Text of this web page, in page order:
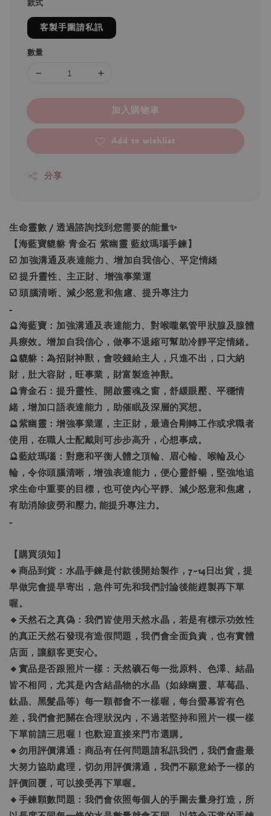
款式
客製手圍請私訊
數量
加入購物車
Add to wishlist
分享
生命靈數 / 透過諮詢找到您需要的能量✨
【海藍寶貔貅 青金石 紫幽靈 藍紋瑪瑙手鍊】
☑️ 加強溝通及表達能力、增加自我信心、平定情緒
☑️ 提升靈性、主正財、增強事業運
☑️ 頭腦清晰、減少怒意和焦慮、提升專注力
-
🔮海藍寶：加強溝通及表達能力、對喉嚨氣管甲狀腺及腺體
具療效。增加自我信心，做事不退縮可幫助冷靜平定情緒。
🔮貔貅：為招財神獸，會咬錢給主人，只進不出，口大納
財，肚大容財，旺事業，財富製造神獸。
🔮青金石：提升靈性、開啟靈魂之窗，舒緩眼壓、平穩情
緒，增加口語表達能力，助催眠及深層的冥想。
🔮紫幽靈：增強事業運，主正財，最適合剛轉工作或求職者
使用，在職人士配戴則可步步高升，心想事成。
🔮藍紋瑪瑙：對應和平衡人體之頂輪、眉心輪、喉輪及心
輪，令你頭腦清晰，增強表達能力，便心靈舒暢，堅強地追
求生命中重要的目標，也可使內心平靜、減少怒意和焦慮，
有助消除疲勞和壓力, 能提升專注力。
-
【購買須知】
🔸商品到貨：水晶手鍊是付款後開始製作，7~14日出貨，提
早做完會提早寄出，急件可先和我們討論後能趕製再下單
喔。
🔸天然石之真偽：我們皆使用天然水晶，若是有標示功效性
的真正天然石發現有造假問題，我們會全面負責，也有實體
店面，讓顧客更安心。
🔸實品是否跟照片一樣：天然礦石每一批原料、色澤、結晶
皆不相同，尤其是內含結晶物的水晶（如綠幽靈、草莓晶、
鈦晶、黑髮晶等）每一顆都會不一樣喔，每台螢幕皆有色
差，我們會把關在合理狀況內，不過若堅持和照片一模一樣
下單前請三思喔！也歡迎直接來門市選購。
🔸勿用評價溝通：商品有任何問題請私訊我們，我們會盡最
大努力協助處理，切勿用評價溝通，我們不願意給予一樣的
評價回覆，可以接受再下單喔。
🔸手鍊顆數問題：我們會依照每個人的手圍去量身打造，所